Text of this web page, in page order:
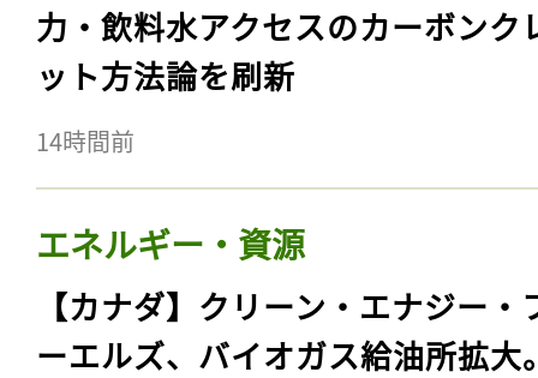
力・飲料水アクセスのカーボンク
ット方法論を刷新
14時間前
エネルギー・資源
【カナダ】クリーン・エナジー・
ーエルズ、バイオガス給油所拡大